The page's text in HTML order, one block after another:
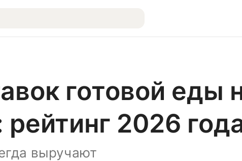
готовой еды
2026
выручают